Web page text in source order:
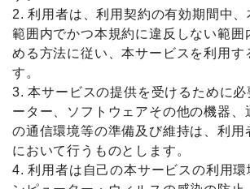
2. 利用者は、利用契約の有効期間中
範囲内でかつ本規約に違反しない範囲
める方法に従い、本サービスを利用す
す。
3. 本サービスの提供を受けるために必
ーター、ソフトウェアその他の機器、
の通信環境等の準備及び維持は、利用
において行うものとします。
4. 利用者は自己の本サービスの利用環